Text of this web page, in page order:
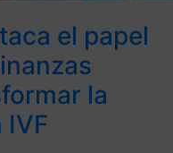
el papel
la
IVF